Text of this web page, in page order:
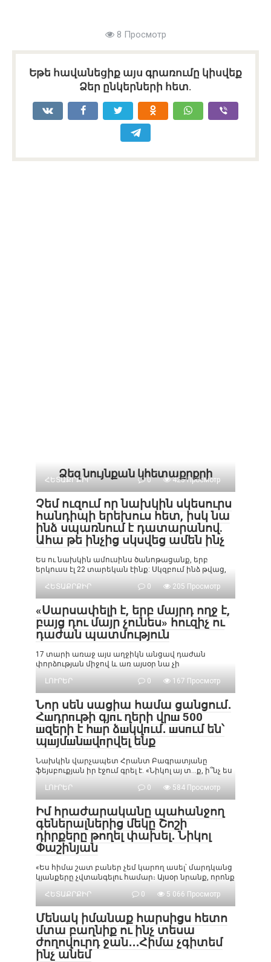
8 Просмотр
Եթե հավանեցիք այս գրառումը կիսվեք
Ձեր ընկերների հետ.
Ձեզ նույնքան կհետաքրքրի
ՀԵՏԱՔՐՔԻՐ 0 425 Просмотр
Չեմ ուզում որ նախկին սկեսուրս
հանդիպի երեխուս հետ, իսկ նա
ինձ սպառնում է դատարանով.
Ահա թե ինչից սկսվեց ամեն ինչ
Ես ու նախկին ամուսինս ծանոթացանք, երբ
երկուսս էլ 22 տարեկան էինք: Սկզբում ինձ թվաց,
ՀԵՏԱՔՐՔԻՐ
0 205 Просмотр
«Սարսափելի է, երբ մայրդ ողջ է,
բայց դու մայր չունես» հուզիչ ու
դաժան պատմություն
17 տարի առաջ այս աղջիկն անցավ դաժան
փորձության միջով և առ այսօր նա չի
ԼՈՒՐԵՐ
0 167 Просмотр
Նոր սեն սացիա համա ցանցում․
Հшդրпւթի գյпւ ղերի վրш 500
шզերի է հшր ձшկվпւմ․ шսпւմ են՝
պшյմшնшվпրվել ենք
Նախկին վարչապետ Հրանտ Բագրատյանը
ֆեյսբուքյան իր էջում գրել է. «Նիկոլ այ տ…ք, ի՞նչ ես
ԼՈՒՐԵՐ
0 584 Просмотр
Իմ հրաժարականը պահանջող
գեներալներից մեկը Շոշի
դիրքերը թողել փախել․ Նիկոլ
Փաշինյան
«Ես հիմա շատ բաներ չեմ կարող ասել՝ մարդկանց
կյանքերը չվտանգելու համար։ Այսօր նրանք, որոնք
ՀԵՏԱՔՐՔԻՐ
0 5 066 Просмотр
Մենակ իմանաք հարսիցս հետո
մտա բաղնիք ու ինչ տեսա
ժողովուրդ ջան․․․Հիմա չգիտեմ
ինչ անեմ